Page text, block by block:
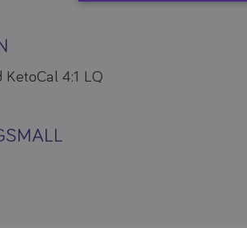
KetoCal 4:1 LQ